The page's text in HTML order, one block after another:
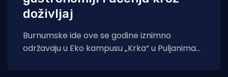
doživljaj
Burnumske ide ove se godine iznimno
održavaju u Eko kampusu „Krka“ u Puljanima